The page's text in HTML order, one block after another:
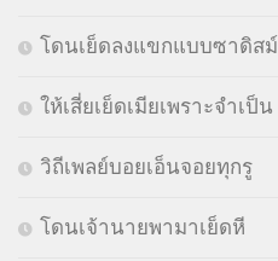
โดนเย็ดลงแขกแบบซาดิสม์
ให้เสี่ยเย็ดเมียเพราะจำเป็น
วิถีเพลย์บอยเอ็นจอยทุกรู
โดนเจ้านายพามาเย็ดหี